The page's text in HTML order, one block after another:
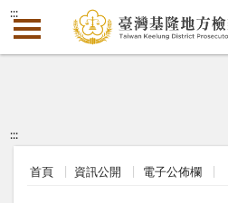
:::
:::
首頁 資訊公開 電子公佈欄